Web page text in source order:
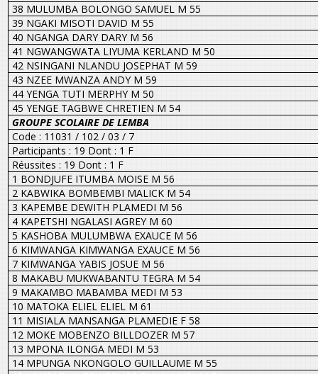
38 MULUMBA BOLONGO SAMUEL M 55
39 NGAKI MISOTI DAVID M 55
40 NGANGA DARY DARY M 56
41 NGWANGWATA LIYUMA KERLAND M 50
42 NSINGANI NLANDU JOSEPHAT M 59
43 NZEE MWANZA ANDY M 59
44 YENGA TUTI MERPHY M 50
45 YENGE TAGBWE CHRETIEN M 54
GROUPE SCOLAIRE DE LEMBA
Code : 11031 / 102 / 03 / 7
Participants : 19 Dont : 1 F
Réussites : 19 Dont : 1 F
1 BONDJUFE ITUMBA MOISE M 56
2 KABWIKA BOMBEMBI MALICK M 54
3 KAPEMBE DEWITH PLAMEDI M 56
4 KAPETSHI NGALASI AGREY M 60
5 KASHOBA MULUMBWA EXAUCE M 56
6 KIMWANGA KIMWANGA EXAUCE M 56
7 KIMWANGA YABIS JOSUE M 56
8 MAKABU MUKWABANTU TEGRA M 54
9 MAKAMBO MABAMBA MEDI M 53
10 MATOKA ELIEL ELIEL M 61
11 MISIALA MANSANGA PLAMEDIE F 58
12 MOKE MOBENZO BILLDOZER M 57
13 MPONA ILONGA MEDI M 53
14 MPUNGA NKONGOLO GUILLAUME M 55